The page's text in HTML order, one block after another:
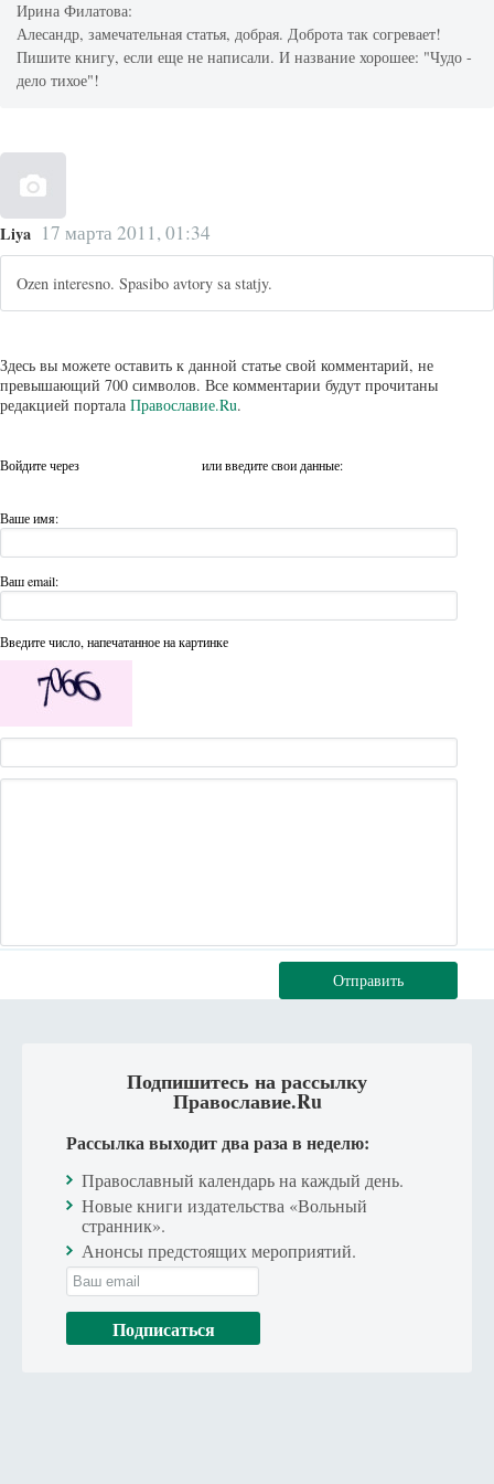
Ирина Филатова:
Алесандр, замечательная статья, добрая. Доброта так согревает!
Пишите книгу, если еще не написали. И название хорошее: "Чудо -
дело тихое"!
Liya 17 марта 2011, 01:34
Ozen interesno. Spasibo avtory sa statjy.
Здесь вы можете оставить к данной статье свой комментарий, не
превышающий 700 символов. Все комментарии будут прочитаны
редакцией портала Православие.Ru.
Войдите через или введите свои данные:
Ваше имя:
Ваш email:
Введите число, напечатанное на картинке
Отправить
Подпишитесь на рассылку
Православие.Ru
Рассылка выходит два раза в неделю:
Православный календарь на каждый день.
Новые книги издательства «Вольный
странник».
Анонсы предстоящих мероприятий.